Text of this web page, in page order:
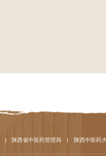
| 陕西省中医药管理局 | 陕西中医药